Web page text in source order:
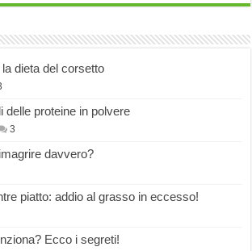
dieta del corsetto
delle proteine in polvere
3
davvero?
piatto: addio al grasso in eccesso!
Ecco i segreti!